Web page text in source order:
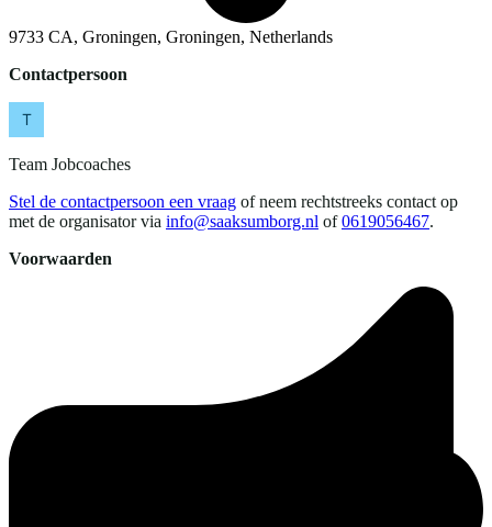
9733 CA, Groningen, Groningen, Netherlands
Contactpersoon
Team Jobcoaches
Stel de contactpersoon een vraag of neem rechtstreeks contact op
met de organisator via info@saaksumborg.nl of 0619056467.
Voorwaarden